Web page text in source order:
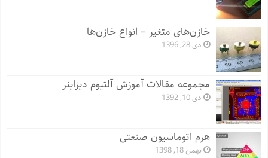
خازن‌های متغیر – انواع خازن‌ها
دی 28, 1396
مجموعه مقالات آموزش آلتیوم دیزاینر
دی 10, 1392
هرم اتوماسیون صنعتی
بهمن 18, 1398